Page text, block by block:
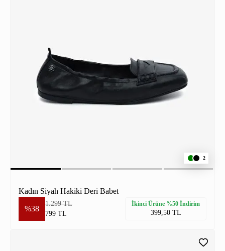
2
Kadın Siyah Hakiki Deri Babet
%38
1.299 TL
799 TL
İkinci Ürüne %50 İndirim
399,50 TL